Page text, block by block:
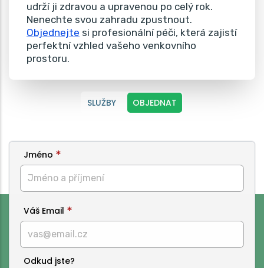
udrží ji zdravou a upravenou po celý rok.
Nenechte svou zahradu zpustnout.
Objednejte si profesionální péči, která zajistí
perfektní vzhled vašeho venkovního
prostoru.
SLUŽBY OBJEDNAT
Jméno
Váš Email
Odkud jste?